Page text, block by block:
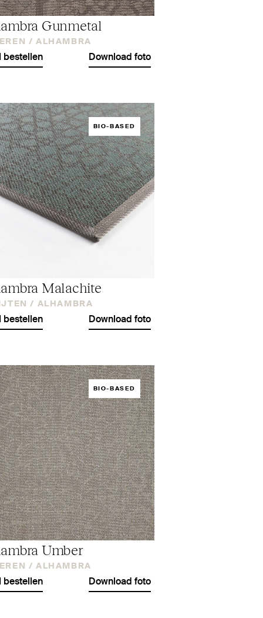
Gunmetal
/ ALHAMBRA
bestellen Download foto
BIO-BASED
Malachite
/ ALHAMBRA
bestellen Download foto
BIO-BASED
Umber
/ ALHAMBRA
bestellen Download foto